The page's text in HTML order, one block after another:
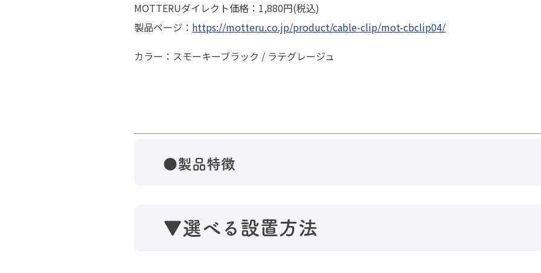
MOTTERUダイレクト価格：1,880円(税込)
製品ページ： https://motteru.co.jp/product/cable-clip/mot-cbclip04/
カラー：スモーキーブラック / ラテグレージュ
●製品特徴
▼選べる設置方法